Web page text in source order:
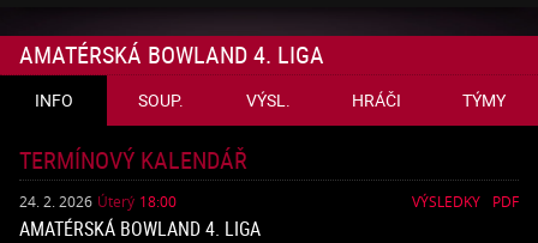
AMATÉRSKÁ BOWLAND 4. LIGA
INFO SOUP. VÝSL. HRÁČI TÝMY
TERMÍNOVÝ KALENDÁŘ
24. 2. 2026 Úterý 18:00
AMATÉRSKÁ BOWLAND 4. LIGA
VÝSLEDKY PDF